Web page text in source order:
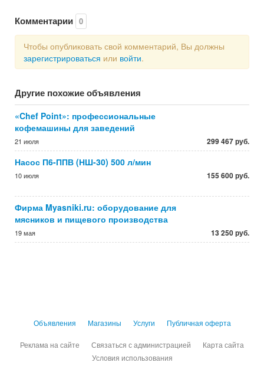
Комментарии 0
Чтобы опубликовать свой комментарий, Вы должны
зарегистрироваться или войти.
Другие похожие объявления
«Chef Point»: профессиональные
кофемашины для заведений
21 июля 299 467 руб.
Насос П6-ППВ (НШ-30) 500 л/мин
10 июля 155 600 руб.
Фирма Myasniki.ru: оборудование для
мясников и пищевого производства
19 мая 13 250 руб.
Объявления Магазины Услуги Публичная оферта
Реклама на сайте Связаться с администрацией
Карта сайта
Условия использования